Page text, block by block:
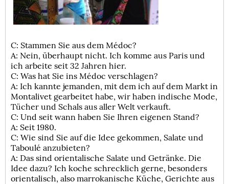
C: Stammen Sie aus dem Médoc?
A: Nein, überhaupt nicht. Ich komme aus Paris und
ich arbeite seit 32 Jahren hier.
C: Was hat Sie ins Médoc verschlagen?
A: Ich kannte jemanden, mit dem ich auf dem Markt in
Montalivet gearbeitet habe, wir haben indische Mode,
Tücher und Schals aus aller Welt verkauft.
C: Und seit wann haben Sie Ihren eigenen Stand?
A: Seit 1980.
C: Wie sind Sie auf die Idee gekommen, Salate und
Taboulé anzubieten?
A: Das sind orientalische Salate und Getränke. Die
Idee dazu? Ich koche schrecklich gerne, besonders
orientalisch, also marrokanische Küche, Gerichte aus